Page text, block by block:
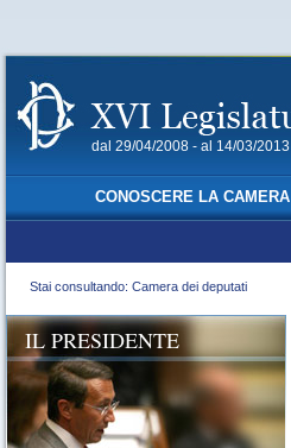
dal 29/04/2008 - al 14/03/2013
CONOSCERE LA CAMERA
Stai consultando: Camera dei deputati
IL PRESIDENTE